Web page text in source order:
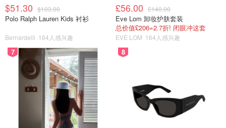
$51.30 $103.00
Polo Ralph Lauren Kids 衬衫
Bernardelli 164人感兴趣
£56.00 £140.00
Eve Lom 卸妆护肤套装
总价值£206=2.7折! 闭眼冲这套
EVE LOM 164人感兴趣
7 8